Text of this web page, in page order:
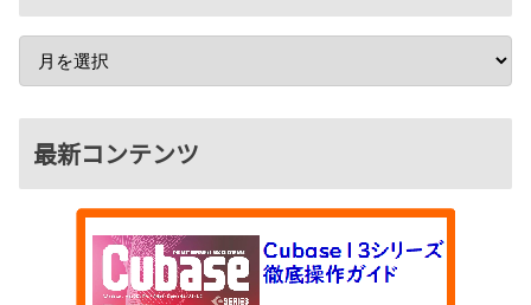
最新コンテンツ